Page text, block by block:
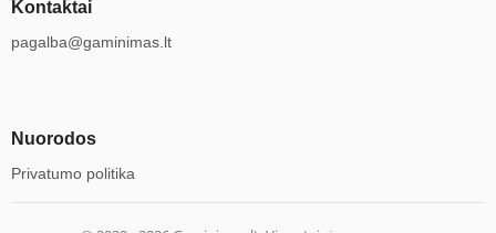
Kontaktai
pagalba@gaminimas.lt
Nuorodos
Privatumo politika